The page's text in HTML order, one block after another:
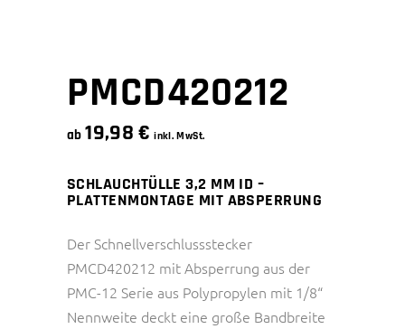
PMCD420212
ab19,98€ inkl. MwSt.
SCHLAUCHTÜLLE 3,2 MM ID –
PLATTENMONTAGE MIT ABSPERRUNG
Der Schnellverschlussstecker
PMCD420212 mit Absperrung aus der
PMC-12 Serie aus Polypropylen mit 1/8“
Nennweite deckt eine große Bandbreite